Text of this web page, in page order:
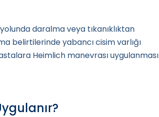
daralma veya tıkanıklıktan
belirtilerinde yabancı cisim varlığı
Heimlich manevrası uygulanması